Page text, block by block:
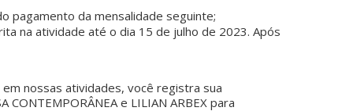
pagamento da mensalidade seguinte;
na atividade até o dia 15 de julho de 2023. Após
nossas atividades, você registra sua
e LILIAN ARBEX para